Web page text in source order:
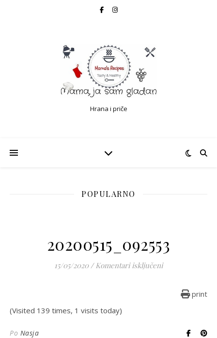
Hrana i priče
POPULARNO
20200515_092553
15/05/2020 / Komentari isključeniza
print
(Visited 139 times, 1 visits today)
Po Nasja